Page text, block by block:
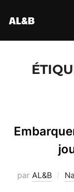
AL&B
par AL&B